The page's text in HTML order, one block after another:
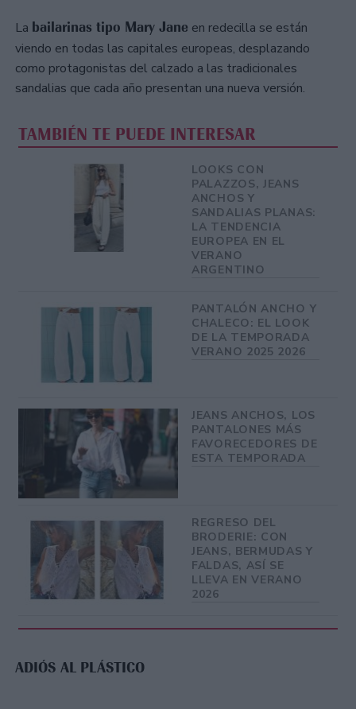
La bailarinas tipo Mary Jane en redecilla se están
viendo en todas las capitales europeas, desplazando
como protagonistas del calzado a las tradicionales
sandalias que cada año presentan una nueva versión.
TAMBIÉN TE PUEDE INTERESAR
LOOKS CON
PALAZZOS, JEANS
ANCHOS Y
SANDALIAS PLANAS:
LA TENDENCIA
EUROPEA EN EL
VERANO
ARGENTINO
PANTALÓN ANCHO Y
CHALECO: EL LOOK
DE LA TEMPORADA
VERANO 2025 2026
JEANS ANCHOS, LOS
PANTALONES MÁS
FAVORECEDORES DE
ESTA TEMPORADA
REGRESO DEL
BRODERIE: CON
JEANS, BERMUDAS Y
FALDAS, ASÍ SE
LLEVA EN VERANO
2026
ADIÓS AL PLÁSTICO